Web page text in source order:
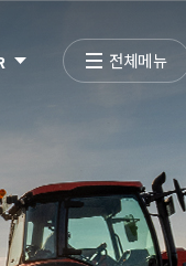
전체메뉴